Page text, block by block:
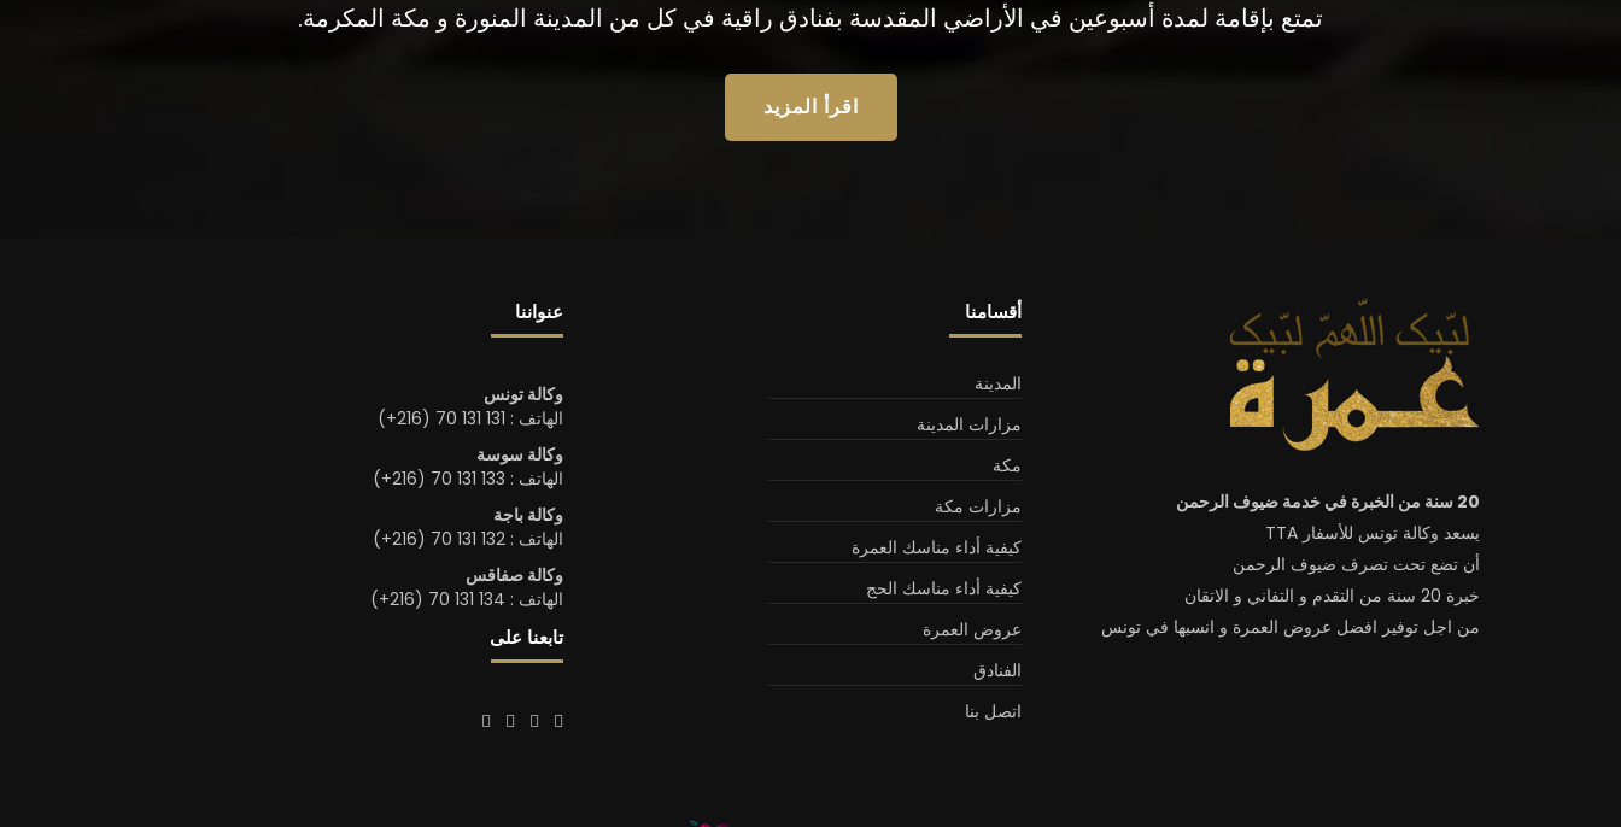
تمتع بإقامة لمدة أسبوعين في الأراضي المقدسة بفنادق راقية في كل من المدينة المنورة و مكة المكرمة.
اقرأ المزيد
20 سنة من الخبرة في خدمة ضيوف الرحمن
يسعد وكالة تونس للأسفار TTA
أن تضع تحت تصرف ضيوف الرحمن
خبرة 20 سنة من التقدم و التفاني و الاتقان
من اجل توفير افضل عروض العمرة و انسبها في تونس
أقسامنا
المدينة
مزارات المدينة
مكة
مزارات مكة
كيفية أداء مناسك العمرة
كيفية أداء مناسك الحج
عروض العمرة
الفنادق
اتصل بنا
عنواننا
وكالة تونس
الهاتف : 131 131 70 (216+)
وكالة سوسة
الهاتف : 133 131 70 (216+)
وكالة باجة
الهاتف : 132 131 70 (216+)
وكالة صفاقس
الهاتف : 134 131 70 (216+)
تابعنا على